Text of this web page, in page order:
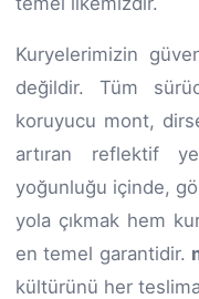
Kuryelerimizin
değildir. Tüm
koruyucu mont,
artıran reflektif
yoğunluğu içinde,
yola çıkmak hem
en temel garantidir.
kültürünü her